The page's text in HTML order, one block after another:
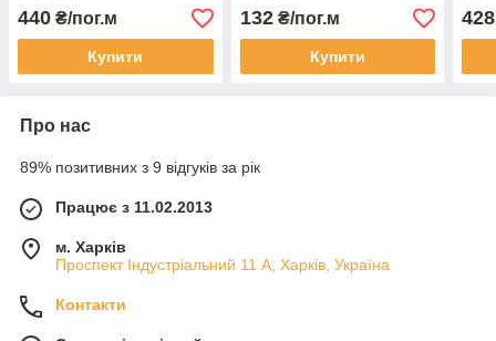
440 ₴/пог.м
Купити
132₴/пог.м
Купити
428
Про нас
89% позитивних з 9 відгуків за рік
Працює з 11.02.2013
м. Харків
Проспект Індустріальний 11 А, Харків, Україна
Контакти